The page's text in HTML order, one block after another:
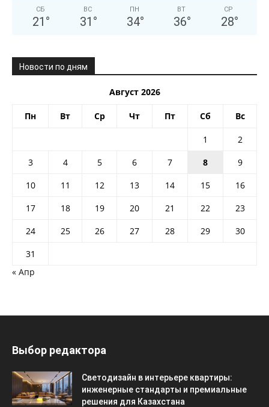
СБ
21 °
ВС
31 °
ПН
34°
ВТ
36°
СР
28°
Новости по дням
Август 2026
Пн Вт Ср Чт Пт Сб Вс
1
2
3
4 5 6 7 8
9
10
11 12 13 14 15
16
17
18 19 20 21 22
23
24
25 26 27 28 29
30
31
« Апр
Выбор редактора
Светодизайн в интерьере квартиры:
инженерные стандарты и премиальные
решения для Казахстана